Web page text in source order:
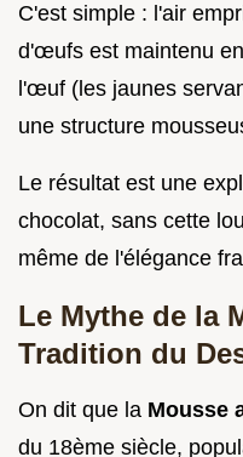
C'est simple : l'air
d'œufs est maintenu
l'œuf (les jaunes
une structure
Le résultat est une
chocolat, sans cette
même de l'élégance
Le Mythe de la
Tradition du
On dit que la Mousse
du 18ème siècle,